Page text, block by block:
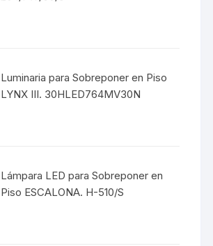
Luminaria para Sobreponer en Piso
LYNX III. 30HLED764MV30N
Lámpara LED para Sobreponer en
Piso ESCALONA. H-510/S